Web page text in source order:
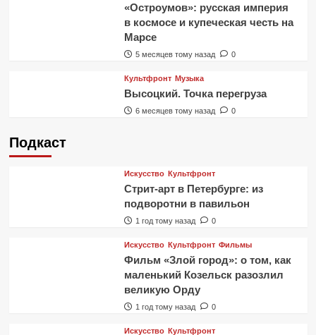
«Остроумов»: русская империя
в космосе и купеческая честь на
Марсе
5 месяцев тому назад 0
Культфронт Музыка
Высоцкий. Точка перегруза
6 месяцев тому назад 0
Подкаст
Искусство Культфронт
Стрит-арт в Петербурге: из
подворотни в павильон
1 год тому назад 0
Искусство Культфронт Фильмы
Фильм «Злой город»: о том, как
маленький Козельск разозлил
великую Орду
1 год тому назад 0
Искусство Культфронт